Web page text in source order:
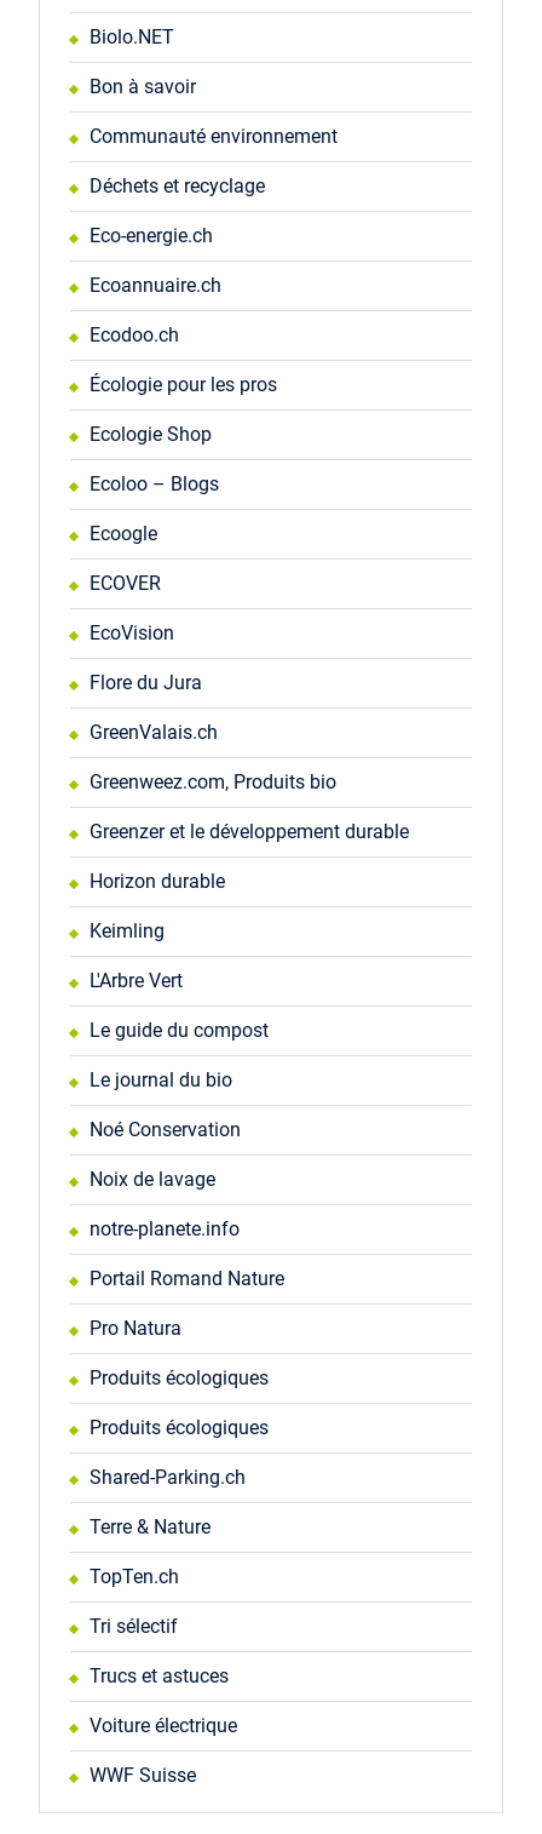
Biolo.NET
Bon à savoir
Communauté environnement
Déchets et recyclage
Eco-energie.ch
Ecoannuaire.ch
Ecodoo.ch
Écologie pour les pros
Ecologie Shop
Ecoloo – Blogs
Ecoogle
ECOVER
EcoVision
Flore du Jura
GreenValais.ch
Greenweez.com, Produits bio
Greenzer et le développement durable
Horizon durable
Keimling
L'Arbre Vert
Le guide du compost
Le journal du bio
Noé Conservation
Noix de lavage
notre-planete.info
Portail Romand Nature
Pro Natura
Produits écologiques
Produits écologiques
Shared-Parking.ch
Terre & Nature
TopTen.ch
Tri sélectif
Trucs et astuces
Voiture électrique
WWF Suisse